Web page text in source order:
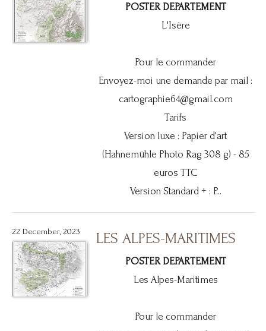
POSTER DEPARTEMENT
L'Isère
Pour le commander
Envoyez-moi une demande par mail :
cartographie64@gmail.com
Tarifs
Version luxe : Papier d'art
(Hahnemühle Photo Rag 308 g) - 85
euros TTC
Version Standard + : P...
22 December, 2023 LES ALPES-MARITIMES
POSTER DEPARTEMENT
Les Alpes-Maritimes
Pour le commander